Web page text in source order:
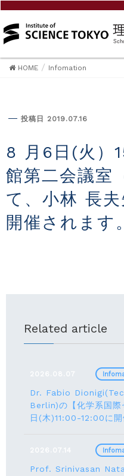
HOME Infomation
投稿日 2019.07.16
8 月6日(火）15:00-16:30 本
館第二会議室
て、小林 長
開催されます。
Related article
2026.08.07
Dr. Fabio
Berlin)の【化学系国
⽇(⽊)11:00-12:00に開
2026.07.14
Prof. Srinivasan